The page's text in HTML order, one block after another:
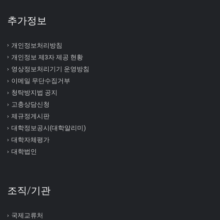
추가정보
개인정보처리방침
개인정보 제3자 제공 현황
영상정보처리기기 운영방침
이메일 무단수집거부
청탁방지법 공지
고충상담신청
제규정게시판
대학정보공시(대학알리미)
대학자체평가
대학법인
조직/기관
국제교류처